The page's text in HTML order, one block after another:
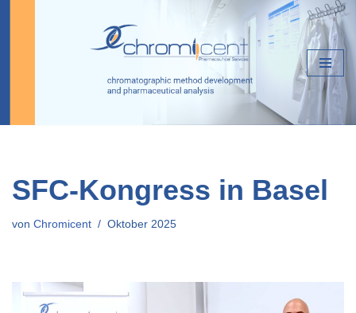
SFC-Kongress in Basel
von Chromicent Oktober 2025